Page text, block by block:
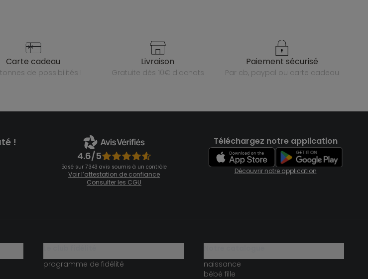
carte cadeau
tonnes de possibilités !
livraison
gratuite dès 10€ d'achats
paiement sécurisé
par cb, paypal ou carte cadeau
!
4.6/5
Basé sur 7 343 avis soumis à un contrôle
Voir l’attestation de confiance
Consulter les CGU
Téléchargez notre application
Découvrir notre application
programme de fidélité
naissance
bébé fille